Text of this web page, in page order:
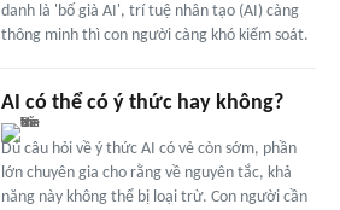
danh là 'bố già AI', trí tuệ nhân tạo (AI) càng
thông minh thì con người càng khó kiểm soát.
AI có thể có ý thức hay không?
Dù câu hỏi về ý thức AI có vẻ còn sớm, phần
lớn chuyên gia cho rằng về nguyên tắc, khả
năng này không thể bị loại trừ. Con người cần